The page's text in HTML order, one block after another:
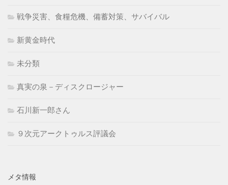
戦争災害、食糧危機、備蓄対策、サバイバル
新黄金時代
未分類
真実の泉－ディスクロージャー
石川新一郎さん
９次元アークトゥルス評議会
メタ情報